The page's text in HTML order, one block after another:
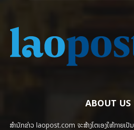
ABOUT US
ສຳນັກຂ່າວ laopost.com ຈະສ້າງໂຕເອງໃຫ້ກາຍເ